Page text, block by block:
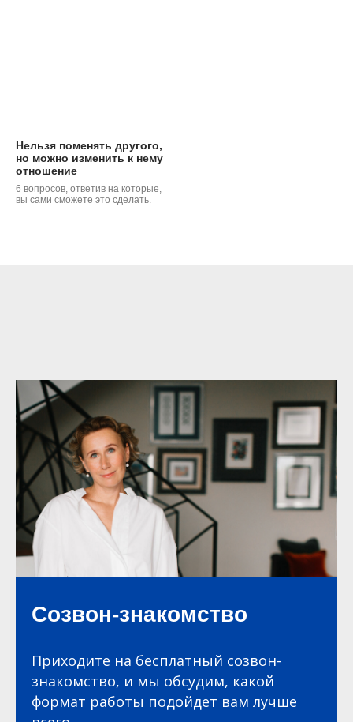
Нельзя поменять другого,
но можно изменить к нему
отношение
6 вопросов, ответив на которые,
вы сами сможете это сделать.
Созвон-знакомство
Приходите на бесплатный созвон-
знакомство, и мы обсудим, какой
формат работы подойдет вам лучше